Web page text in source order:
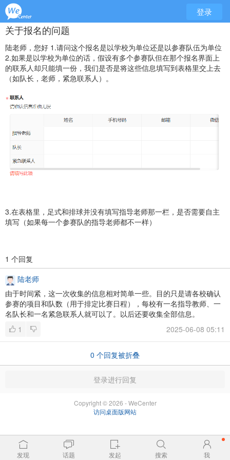
登录
关于报名的问题
陆老师，您好 1.请问这个报名是以学校为单位还是以参赛队伍为单位
2.如果是以学校为单位的话，假设有多个参赛队但在那个报名界面上
的联系人却只能填一份，我们是否是将这些信息填写到表格里交上去
（如队长，老师，紧急联系人）。
3.在表格里，足式和排球并没有填写指导老师那一栏，是否需要自主
填写（如果每一个参赛队的指导老师都不一样）
1 个回复
陆老师
由于时间紧，这一次收集的信息相对简单一些。目的只是请各校确认
参赛的项目和队数（用于排定比赛日程），每校有一名指导教师、一
名队长和一名紧急联系人就可以了。以后还要收集全部信息。
1
2025-06-08 05:11
0 个回复被折叠
登录进行回复
Copyright © 2026 - WeCenter
访问桌面版网站
发现 话题 发起 搜索 我